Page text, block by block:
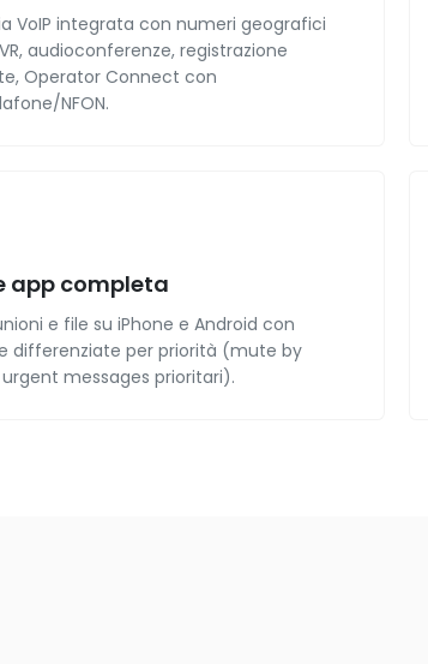
VoIP integrata con numeri geografici
audioconferenze, registrazione
Operator Connect con
NFON.
app completa
e file su iPhone e Android con
differenziate per priorità (mute by
messages prioritari).